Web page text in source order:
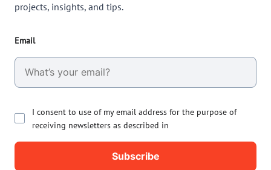
projects, insights, and tips.
Email
I consent to use of my email address for the purpose of
receiving newsletters as described in